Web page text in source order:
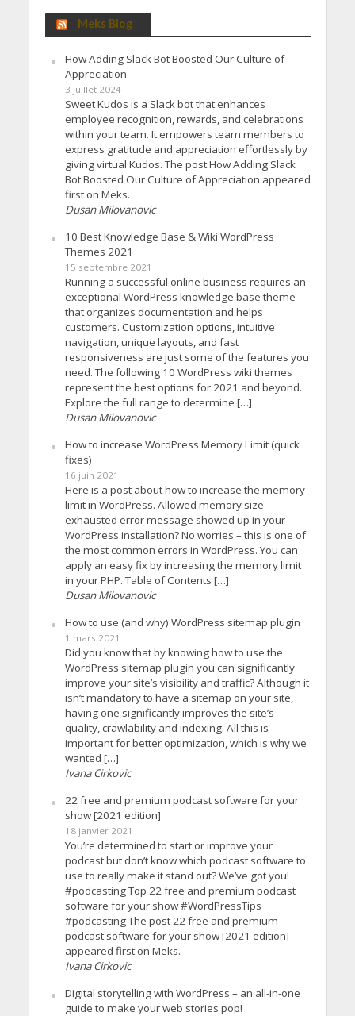
Meks Blog
How Adding Slack Bot Boosted Our Culture of
Appreciation
3 juillet 2024
Sweet Kudos is a Slack bot that enhances
employee recognition, rewards, and celebrations
within your team. It empowers team members to
express gratitude and appreciation effortlessly by
giving virtual Kudos. The post How Adding Slack
Bot Boosted Our Culture of Appreciation appeared
first on Meks.
Dusan Milovanovic
10 Best Knowledge Base & Wiki WordPress
Themes 2021
15 septembre 2021
Running a successful online business requires an
exceptional WordPress knowledge base theme
that organizes documentation and helps
customers. Customization options, intuitive
navigation, unique layouts, and fast
responsiveness are just some of the features you
need. The following 10 WordPress wiki themes
represent the best options for 2021 and beyond.
Explore the full range to determine […]
Dusan Milovanovic
How to increase WordPress Memory Limit (quick
fixes)
16 juin 2021
Here is a post about how to increase the memory
limit in WordPress. Allowed memory size
exhausted error message showed up in your
WordPress installation? No worries – this is one of
the most common errors in WordPress. You can
apply an easy fix by increasing the memory limit
in your PHP. Table of Contents […]
Dusan Milovanovic
How to use (and why) WordPress sitemap plugin
1 mars 2021
Did you know that by knowing how to use the
WordPress sitemap plugin you can significantly
improve your site’s visibility and traffic? Although it
isn’t mandatory to have a sitemap on your site,
having one significantly improves the site’s
quality, crawlability and indexing. All this is
important for better optimization, which is why we
wanted […]
Ivana Cirkovic
22 free and premium podcast software for your
show [2021 edition]
18 janvier 2021
You’re determined to start or improve your
podcast but don’t know which podcast software to
use to really make it stand out? We’ve got you!
#podcasting Top 22 free and premium podcast
software for your show #WordPressTips
#podcasting The post 22 free and premium
podcast software for your show [2021 edition]
appeared first on Meks.
Ivana Cirkovic
Digital storytelling with WordPress – an all-in-one
guide to make your web stories pop!